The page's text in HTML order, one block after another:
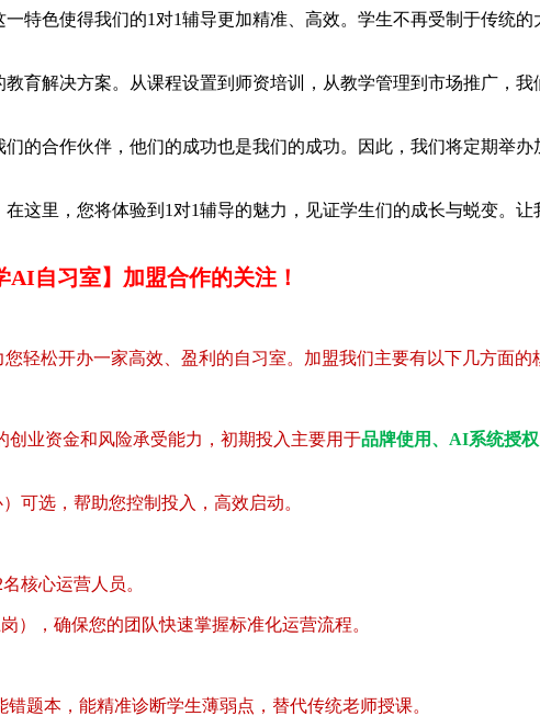
使得我们的1对1辅导更加精准、高效。学生不再受制于传统的
解决方案。从课程设置到师资培训，从教学管理到市场推广，我
合作伙伴，他们的成功也是我们的成功。因此，我们将定期举办加
这里，您将体验到1对1辅导的魅力，见证学生们的成长与蜕变。
AI自习室】加盟合作的关注！
轻松开办一家高效、盈利的自习室。加盟我们主要有以下几方面的
业资金和风险承受能力，初期投入主要用于品牌使用、AI系统授
可选，帮助您控制投入，高效启动。
核心运营人员。
岗），确保您的团队快速掌握标准化运营流程。
题本，能精准诊断学生薄弱点，替代传统老师授课。